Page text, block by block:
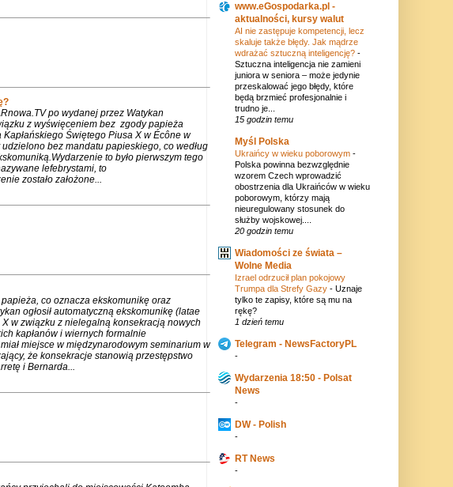
po wydanej przez Watykan
z wyświęceniem bez zgody papieża
Świętego Piusa X w Écône w
bez mandatu papieskiego, co według
to było pierwszym tego
lefebrystami, to
zostało założone...
co oznacza ekskomunikę oraz
ogłosił automatyczną ekskomunikę (latae
w związku z nielegalną konsekracją nowych
kapłanów i wiernych formalnie
miejsce w międzynarodowym seminarium w
że konsekracje stanowią przestępstwo
i Bernarda...
www.eGospodarka.pl -
aktualności, kursy walut
AI nie zastępuje kompetencji, lecz
skaluje także błędy. Jak mądrze
wdrażać sztuczną inteligencję? -
Sztuczna inteligencja nie zamieni
juniora w seniora – może jedynie
przeskalować jego błędy, które
będą brzmieć profesjonalnie i
trudno je...
15 godzin temu
Myśl Polska
Ukraińcy w wieku poborowym -
Polska powinna bezwzględnie
wzorem Czech wprowadzić
obostrzenia dla Ukraińców w wieku
poborowym, którzy mają
nieuregulowany stosunek do
służby wojskowej....
20 godzin temu
Wiadomości ze świata –
Wolne Media
Izrael odrzucił plan pokojowy
Trumpa dla Strefy Gazy - Uznaje
tylko te zapisy, które są mu na
rękę?
1 dzień temu
Telegram - NewsFactoryPL
-
Wydarzenia 18:50 - Polsat
News
-
DW - Polish
-
RT News
-